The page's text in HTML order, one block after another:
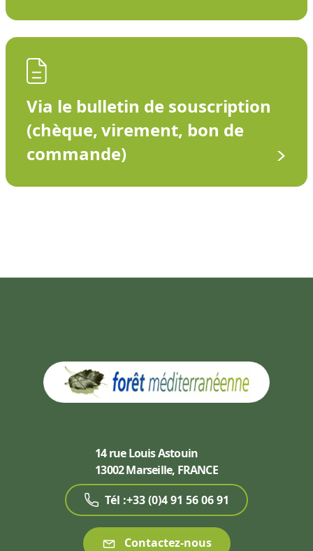
Via le bulletin de souscription
(chèque, virement, bon de
commande)
14 rue Louis Astouin
13002 Marseille, FRANCE
Tél :+33 (0)4 91 56 06 91
Contactez-nous